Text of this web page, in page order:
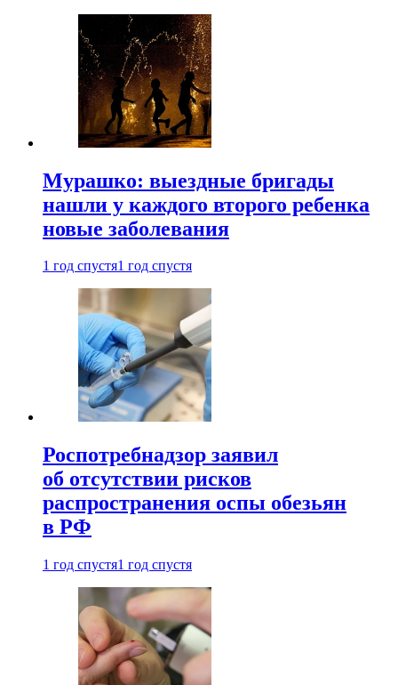
Мурашко: выездные бригады
нашли у каждого второго ребенка
новые заболевания
1 год спустя1 год спустя
Роспотребнадзор заявил
об отсутствии рисков
распространения оспы обезьян
в РФ
1 год спустя1 год спустя